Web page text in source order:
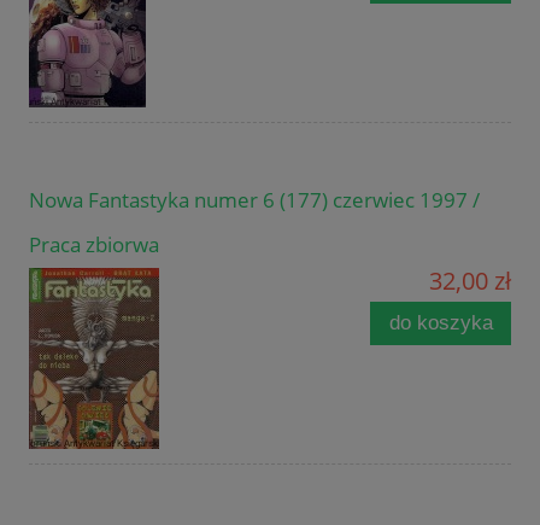
Nowa Fantastyka numer 6 (177) czerwiec 1997 /
Praca zbiorwa
32,00 zł
do koszyka